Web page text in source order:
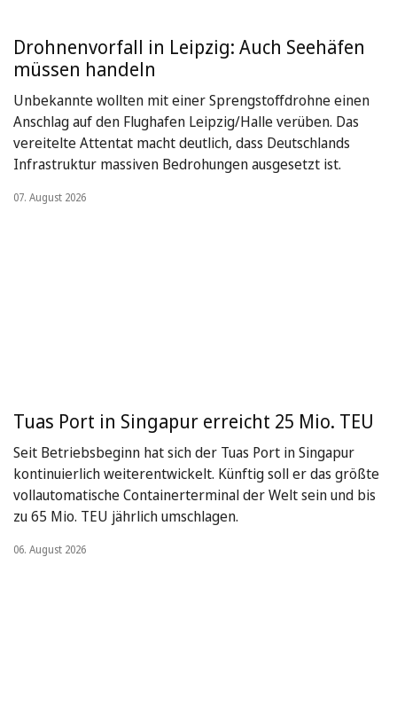
Drohnenvorfall in Leipzig: Auch Seehäfen
müssen handeln
Unbekannte wollten mit einer Sprengstoffdrohne einen
Anschlag auf den Flughafen Leipzig/Halle verüben. Das
vereitelte Attentat macht deutlich, dass Deutschlands
Infrastruktur massiven Bedrohungen ausgesetzt ist.
07. August 2026
Tuas Port in Singapur erreicht 25 Mio. TEU
Seit Betriebsbeginn hat sich der Tuas Port in Singapur
kontinuierlich weiterentwickelt. Künftig soll er das größte
vollautomatische Containerterminal der Welt sein und bis
zu 65 Mio. TEU jährlich umschlagen.
06. August 2026